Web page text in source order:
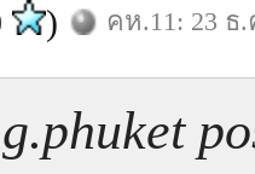
) คห.11: 23 ธ.